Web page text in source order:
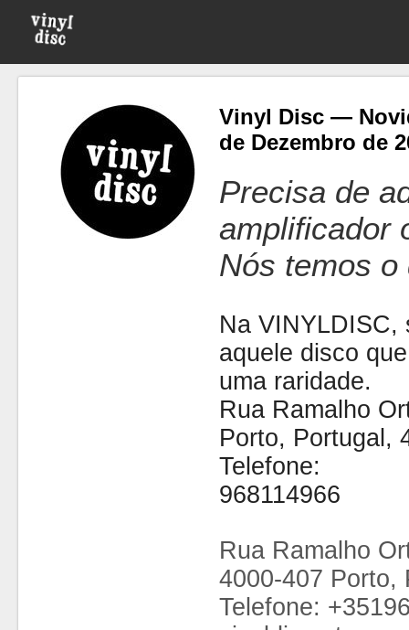
Vinyl Disc —
de Dezembro de
Precisa de
amplificador
Nós temos o
Na VINYLDISC,
aquele disco
uma raridade.
Rua Ramalho
Porto, Portugal,
Telefone:
968114966
Rua Ramalho
4000-407 Porto,
Telefone: